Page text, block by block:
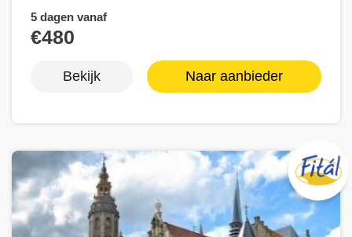
5 dagen vanaf
€480
Bekijk Naar aanbieder